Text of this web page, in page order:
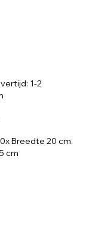
1-2
Breedte 20 cm.
cm